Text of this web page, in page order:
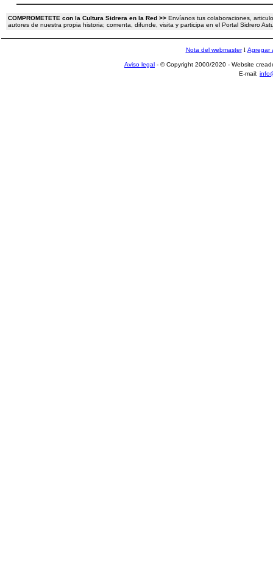
COMPROMETETE con la Cultura Sidrera en la Red >> Envíanos tus colaboraciones,
autores de nuestra propia historia; comenta, difunde, visita y participa en el Portal Sidrero
Nota del webmasterl Agregar
Aviso legal - © Copyright 2000/2020 - Website
E-mail: